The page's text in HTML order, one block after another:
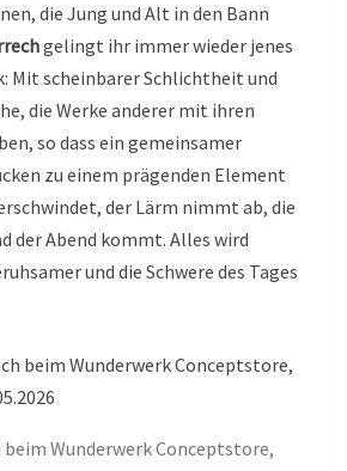
die Jung und Alt in den Bann
gelingt ihr immer wieder jenes
Mit scheinbarer Schlichtheit und
die Werke anderer mit ihren
so dass ein gemeinsamer
zu einem prägenden Element
der Lärm nimmt ab, die
der Abend kommt. Alles wird
und die Schwere des Tages
beim Wunderwerk Conceptstore,